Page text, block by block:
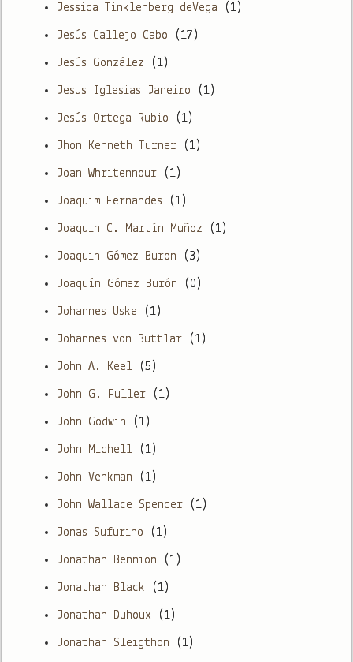
Jessica Tinklenberg deVega (1)
Jesús Callejo Cabo (17)
Jesús González (1)
Jesus Iglesias Janeiro (1)
Jesús Ortega Rubio (1)
Jhon Kenneth Turner (1)
Joan Whritennour (1)
Joaquim Fernandes (1)
Joaquin C. Martín Muñoz (1)
Joaquin Gómez Buron (3)
Joaquín Gómez Burón (0)
Johannes Uske (1)
Johannes von Buttlar (1)
John A. Keel (5)
John G. Fuller (1)
John Godwin (1)
John Michell (1)
John Venkman (1)
John Wallace Spencer (1)
Jonas Sufurino (1)
Jonathan Bennion (1)
Jonathan Black (1)
Jonathan Duhoux (1)
Jonathan Sleigthon (1)